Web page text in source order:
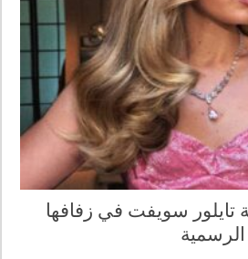
تايلور سويفت في زفافها